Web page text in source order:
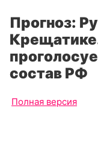
Прогноз:
состав РФ
Полная версия